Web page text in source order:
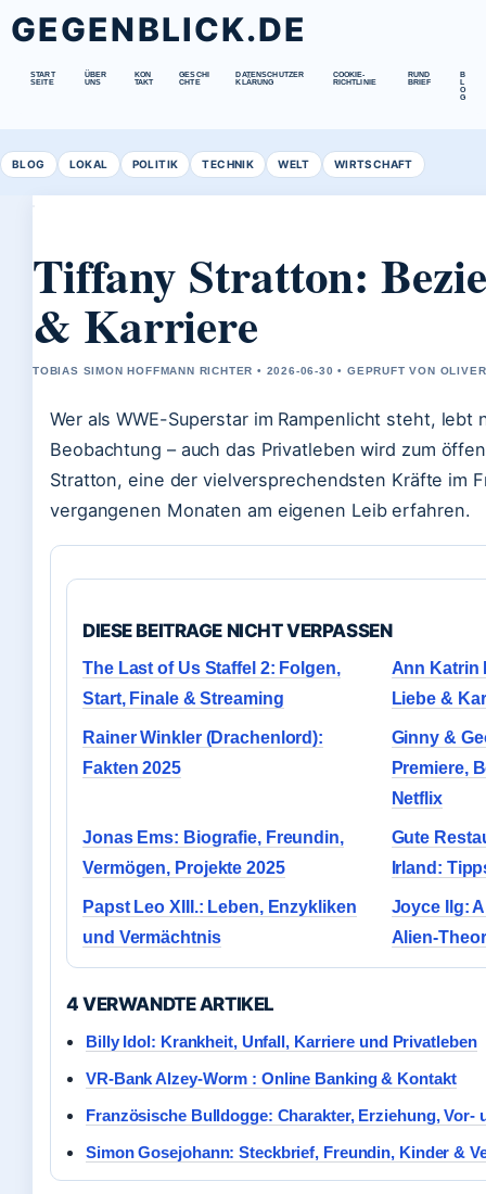
GEGENBLICK.DE
START
SEITE
ÜBER
UNS
KON
TAKT
GESCHI
CHTE
DATENSCHUTZER
KLÄRUNG
COOKIE-
RICHTLINIE
RUND
BRIEF
B
O
G
BLOG LOKAL POLITIK TECHNIK WELT WIRTSCHAFT
Tiffany Stratton:
& Karriere
TOBIAS SIMON HOFFMANN RICHTER • 2026-06-30 • GEPRUFT VON
Wer als WWE-Superstar im Rampenlicht steht, lebt
Beobachtung – auch das Privatleben wird zum
Stratton, eine der vielversprechendsten Kräfte im
vergangenen Monaten am eigenen Leib erfahren.
DIESE BEITRAGE NICHT VERPASSEN
The Last of Us Staffel 2: Folgen,
Start, Finale & Streaming
Ann Katrin
Liebe &
Rainer Winkler (Drachenlord):
Fakten 2025
Ginny &
Premiere,
Netflix
Jonas Ems: Biografie, Freundin,
Vermögen, Projekte 2025
Gute
Irland:
Papst Leo XIII.: Leben, Enzykliken
und Vermächtnis
Joyce Ilg:
Alien-
4 VERWANDTE ARTIKEL
Billy Idol: Krankheit, Unfall, Karriere und Privatleben
VR-Bank Alzey-Worm : Online Banking & Kontakt
Französische Bulldogge: Charakter, Erziehung, Vor-
Simon Gosejohann: Steckbrief, Freundin, Kinder &